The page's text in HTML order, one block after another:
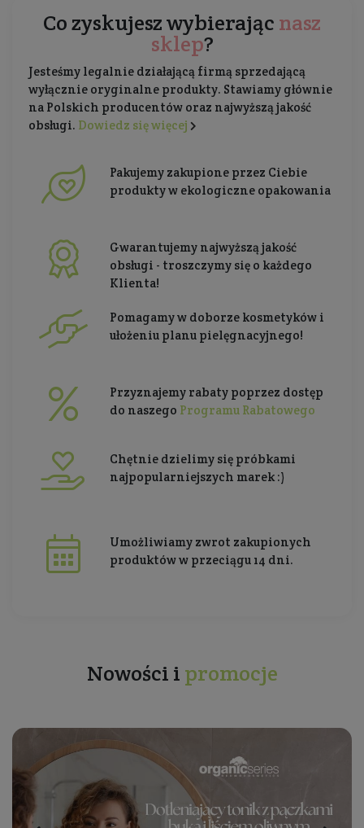
Co zyskujesz wybierając nasz
sklep?
Jesteśmy legalnie działającą firmą sprzedającą
wyłącznie oryginalne produkty. Stawiamy głównie
na Polskich producentów oraz najwyższą jakość
obsługi. Dowiedz się więcej
Pakujemy zakupione przez Ciebie
produkty w ekologiczne opakowania
Gwarantujemy najwyższą jakość
obsługi - troszczymy się o każdego
Klienta!
Pomagamy w doborze kosmetyków i
ułożeniu planu pielęgnacyjnego!
Przyznajemy rabaty poprzez dostęp
do naszego Programu Rabatowego
Chętnie dzielimy się próbkami
najpopularniejszych marek :)
Umożliwiamy zwrot zakupionych
produktów w przeciągu 14 dni.
Nowości i promocje